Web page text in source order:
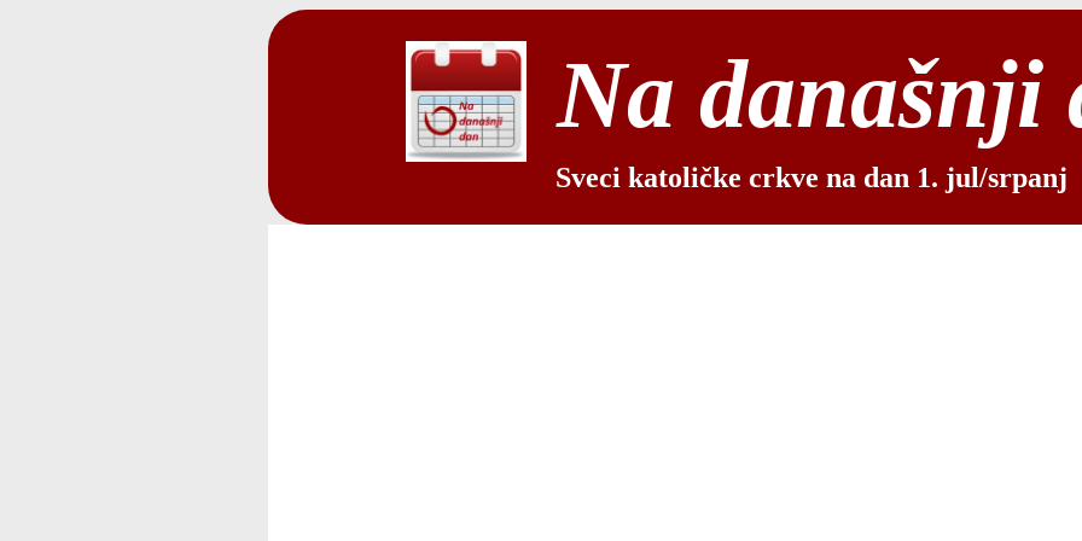
Na današnji
Sveci katoličke crkve na dan 1. jul/srpanj